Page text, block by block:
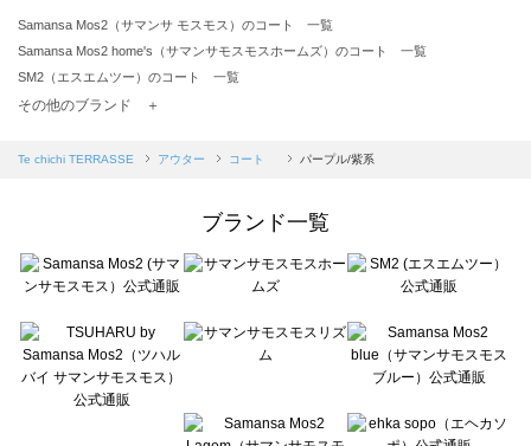
Samansa Mos2（サマンサ モスモス）のコート 一覧
Samansa Mos2 home's（サマンサモスモスホームズ）のコート 一覧
SM2（エスエムツー）のコート 一覧
TSUHARU by Samansa Mos2（ツハルバイサマンサモスモス）のコート 一覧
Samansa Mos2 blue（サマンサモスモス ブルー）のコート 一覧
sō4ū（ソウフォーユー）のコート 一覧
Te chichi（テチチ）のコート 一覧
Te chichi CLASSIC（テチチ クラシック）のコート 一覧
Lugnoncure（ルノンキュール）のコート 一覧
BETTY'S BLUE（べティーズブルー）のコート 一覧
Wpc.（ワールドパーティー）のコート 一覧
その他のブランド ＋
Te chichi TERRASSE アウター コート パープル/紫系
ブランド一覧